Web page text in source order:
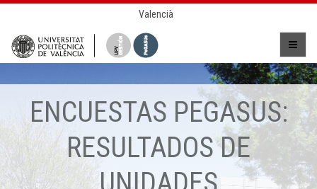
Valencià
ENCUESTAS PEGASUS:
RESULTADOS DE